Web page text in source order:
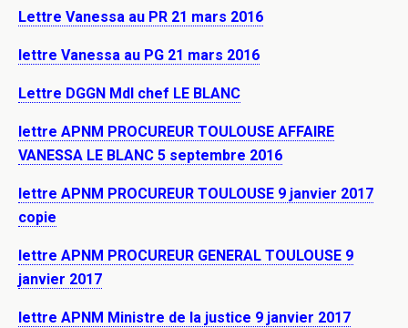
Lettre Vanessa au PR 21 mars 2016
lettre Vanessa au PG 21 mars 2016
Lettre DGGN Mdl chef LE BLANC
lettre APNM PROCUREUR TOULOUSE AFFAIRE
VANESSA LE BLANC 5 septembre 2016
lettre APNM PROCUREUR TOULOUSE 9 janvier 2017
copie
lettre APNM PROCUREUR GENERAL TOULOUSE 9
janvier 2017
lettre APNM Ministre de la justice 9 janvier 2017